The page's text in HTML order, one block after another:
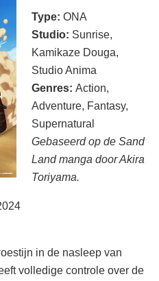
Type: ONA
Studio: Sunrise,
Kamikaze Douga,
Studio Anima
Genres: Action,
Adventure, Fantasy,
Supernatural
Gebaseerd op de Sand
Land manga door Akira
Toriyama.
in de nasleep van
volledige controle over de